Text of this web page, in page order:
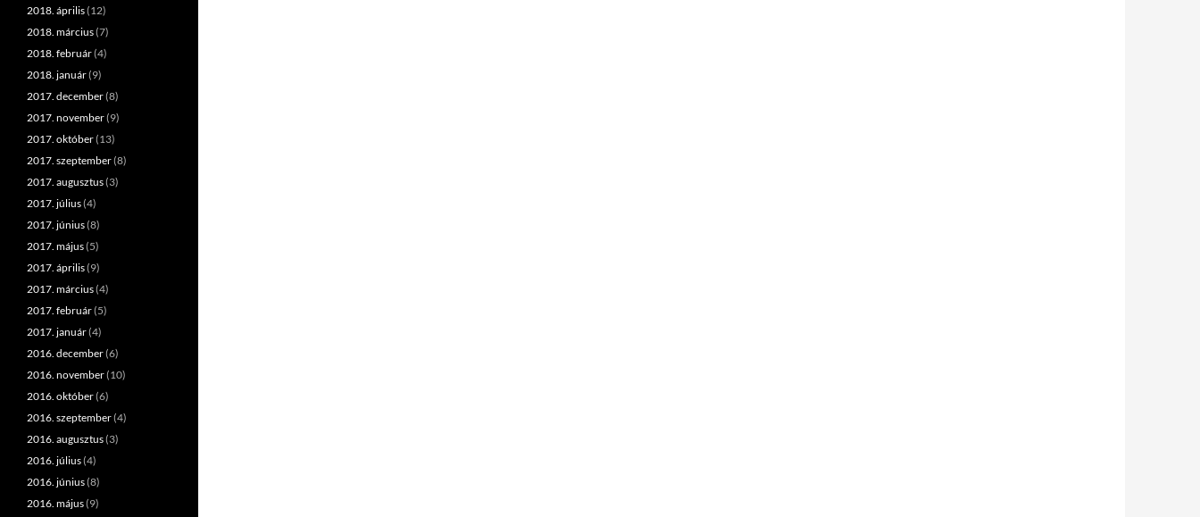
2018. április(12)
2018. március(7)
2018. február(4)
2018. január(9)
2017. december(8)
2017. november(9)
2017. október(13)
2017. szeptember(8)
2017. augusztus(3)
2017. július(4)
2017. június(8)
2017. május(5)
2017. április(9)
2017. március(4)
2017. február(5)
2017. január(4)
2016. december(6)
2016. november(10)
2016. október(6)
2016. szeptember(4)
2016. augusztus(3)
2016. július(4)
2016. június(8)
2016. május(9)